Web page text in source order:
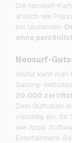
Die Neosurf-
ähnlich wie
bei tausenden
ohne
Neosurf-
Wofür kann man
Gaming-
20.000
Dein Guthaben
vielseitig ein: für
wie Apps,
Entertainment-